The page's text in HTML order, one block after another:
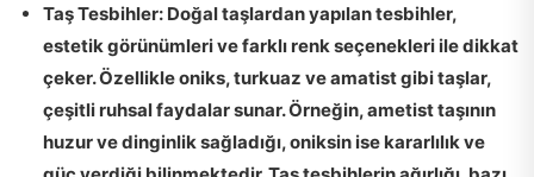
Taş Tesbihler: Doğal taşlardan yapılan tesbihler,
estetik görünümleri ve farklı renk seçenekleri ile dikkat
çeker. Özellikleoniks,turkuaz veamatistgibi taşlar,
çeşitli ruhsal faydalar sunar. Örneğin, ametist taşının
huzur ve dinginlik sağladığı, oniksin ise kararlılık ve